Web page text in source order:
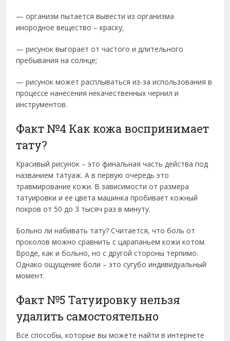
— организм пытается вывести из организма
инородное вещество – краску;
— рисунок выгорает от частого и длительного
пребывания на солнце;
— рисунок может расплываться из-за использования в
процессе нанесения некачественных чернил и
инструментов.
Факт №4 Как кожа воспринимает
тату?
Красивый рисунок – это финальная часть действа под
названием татуаж. А в первую очередь это
травмирование кожи. В зависимости от размера
татуировки и ее цвета машинка пробивает кожный
покров от 50 до 3 тысяч раз в минуту.
Больно ли набивать тату? Считается, что боль от
проколов можно сравнить с царапаньем кожи котом.
Вроде, как и больно, но с другой стороны терпимо.
Однако ощущение боли – это сугубо индивидуальный
момент.
Факт №5 Татуировку нельзя
удалить самостоятельно
Все способы, которые вы можете найти в интернете